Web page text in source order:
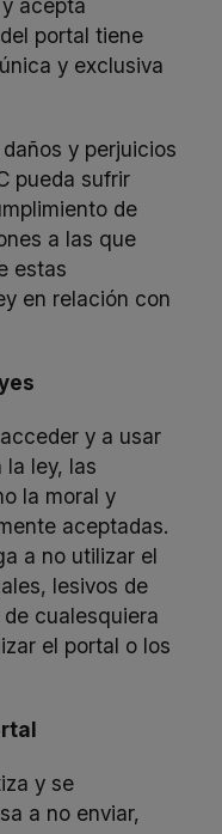
acepta
portal tiene
y exclusiva
y perjuicios
pueda sufrir
de
a las que
estas
en relación con
y a usar
ley, las
la moral y
aceptadas.
a no utilizar el
lesivos de
cualesquiera
el portal o los
y se
a no enviar,